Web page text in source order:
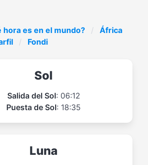
hora es en el mundo?
África
Fondi
Sol
Salida del Sol: 06:12
Puesta de Sol: 18:35
Luna